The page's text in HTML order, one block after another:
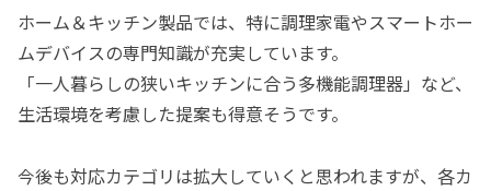
ホーム＆キッチン製品では、特に調理家電やスマートホー
ムデバイスの専門知識が充実しています。
「一人暮らしの狭いキッチンに合う多機能調理器」など、
生活環境を考慮した提案も得意そうです。
今後も対応カテゴリは拡大していくと思われますが、各カ